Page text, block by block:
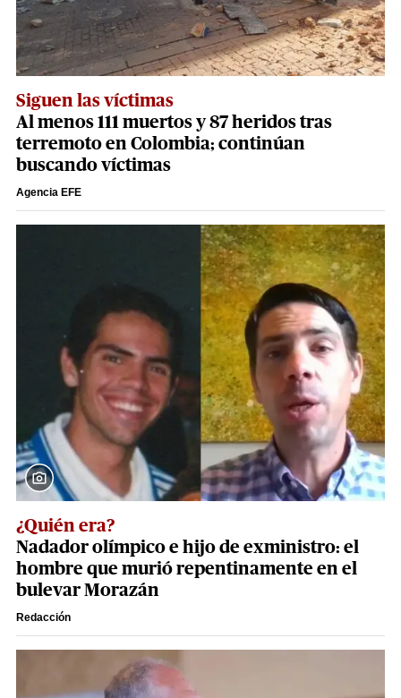
Siguen las víctimas
Al menos 111 muertos y 87 heridos tras
terremoto en Colombia; continúan
buscando víctimas
Agencia EFE
¿Quién era?
Nadador olímpico e hijo de exministro: el
hombre que murió repentinamente en el
bulevar Morazán
Redacción